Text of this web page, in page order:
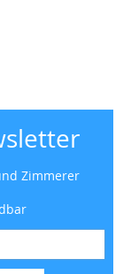
Zimmerer